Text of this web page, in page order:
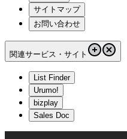
サイトマップ
お問い合わせ
関連サービス・サイト
List Finder
Urumo!
bizplay
Sales Doc